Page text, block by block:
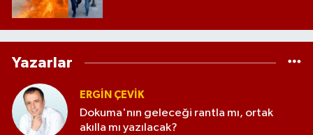
Yazarlar
ERGIN ÇEVİK
Dokuma'nın geleceği rantla mı, ortak
akılla mı yazılacak?